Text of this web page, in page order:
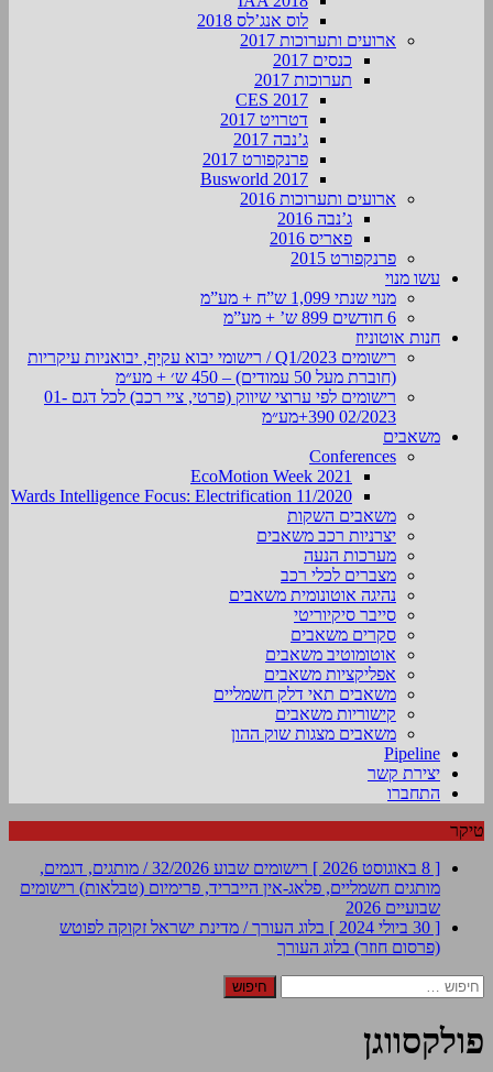
לוס אנג’לס 2018
ארועים ותערוכות 2017
כנסים 2017
תערוכות 2017
CES 2017
דטרויט 2017
ג’נבה 2017
פרנקפורט 2017
Busworld 2017
ארועים ותערוכות 2016
ג’נבה 2016
פאריס 2016
פרנקפורט 2015
עשו מנוי
מנוי שנתי 1,099 ש”ח + מע”מ
6 חודשים 899 ש’ + מע”מ
חנות אוטוניוז
רישומים Q1/2023 / רישומי יבוא עקיף, יבואניות עיקריות
(חוברת מעל 50 עמודים) – 450 ש׳ + מע״מ
רישומים לפי ערוצי שיווק (פרטי, ציי רכב) לכל דגם 01-
02/2023 390+מע״מ
משאבים
Conferences
EcoMotion Week 2021
Wards Intelligence Focus: Electrification 11/2020
משאבים השקות
יצרניות רכב משאבים
מערכות הנעה
מצברים לכלי רכב
נהיגה אוטונומית משאבים
סייבר סיקיוריטי
סקרים משאבים
אוטומוטיב משאבים
אפליקציות משאבים
משאבים תאי דלק חשמליים
קישוריות משאבים
משאבים מצגות שוק ההון
Pipeline
יצירת קשר
התחברו
טיקר
[ 8 באוגוסט 2026 ]
רישומים שבוע 32/2026 / מותגים, דגמים,
מותגים חשמליים, פלאג-אין הייבריד, פרימיום (טבלאות) רישומים
שבועיים 2026
[ 30 ביולי 2024 ]
בלוג העורך / מדינת ישראל זקוקה לפוטש
(פרסום חוזר) בלוג העורך
חיפוש:
פולקסווגן